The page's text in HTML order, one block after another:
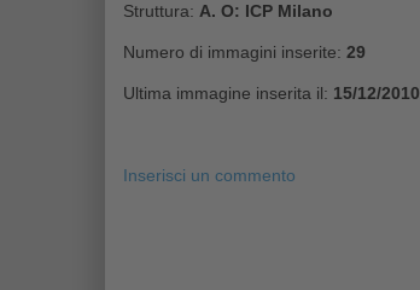
Struttura: A. O: ICP Milano
Numero di immagini inserite: 29
Ultima immagine inserita il: 15/12/2010
Inserisci un commento